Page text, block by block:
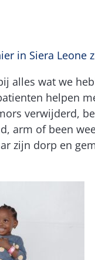
in Siera Leone
alles wat we
helpen
verwijderd,
arm of been
zijn dorp en